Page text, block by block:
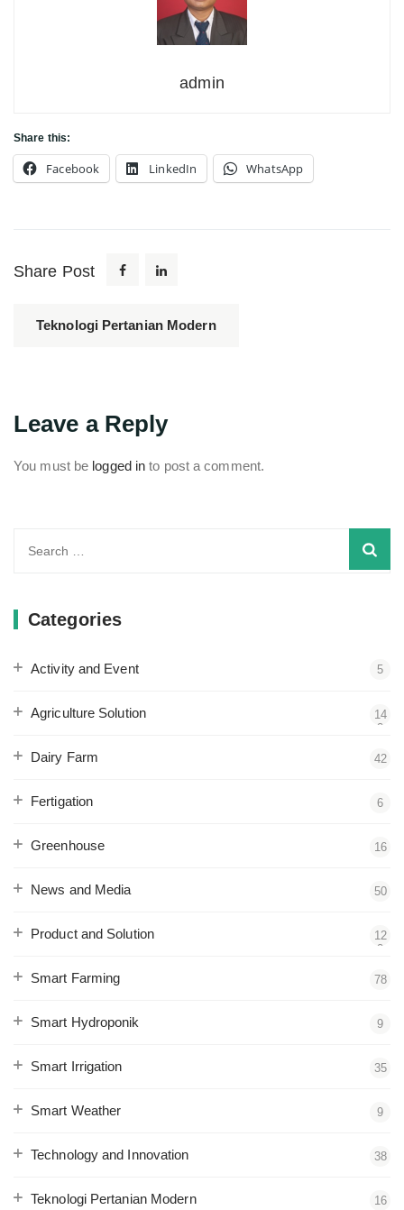
admin
Share this:
Facebook LinkedIn WhatsApp
Share Post
Teknologi Pertanian Modern
Leave a Reply
You must be logged in to post a comment.
Categories
Activity and Event 5
Agriculture Solution
14
2
Dairy Farm 42
Fertigation 6
Greenhouse 16
News and Media 50
Product and Solution
12
2
Smart Farming 78
Smart Hydroponik 9
Smart Irrigation 35
Smart Weather 9
Technology and Innovation 38
Teknologi Pertanian Modern 16